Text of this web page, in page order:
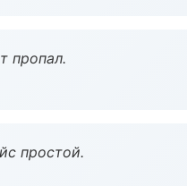
пропал.
простой.